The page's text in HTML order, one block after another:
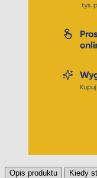
Opis produktu Kiedy